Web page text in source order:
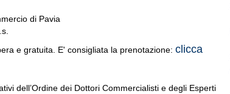
di Pavia
e gratuita. E' consigliata la prenotazione: clicca
dell’Ordine dei Dottori Commercialisti e degli Esperti